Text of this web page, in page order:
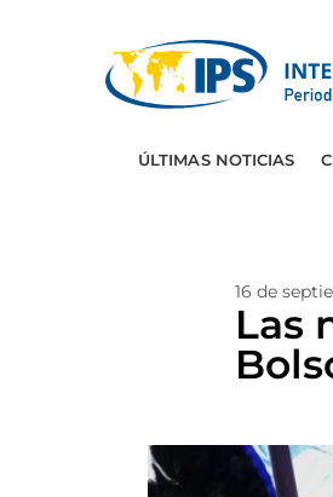
ÚLTIMAS NOTICIAS
16 de
Las